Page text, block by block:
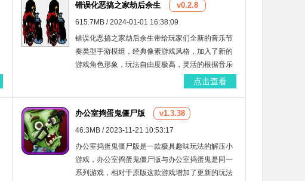
错误化恶搞之家劫后余生 v0.2.8
615.7MB / 2024-01-01 16:38:09
错误化恶搞之家劫后余生带给玩家们全新的音乐节
奏类型手游模组，经典像素游戏风格，加入了新的
游戏角色形象，玩法自由度极高，灵活的根据音乐
进行点击操作，完成各种任务挑战，十分恶搞的人
物形象画面，快来手机上下载体验吧！
点击查看
办公室捣蛋鬼僵尸版 v1.3.38
46.3MB / 2023-11-21 10:53:17
办公室捣蛋鬼僵尸版是一款极具趣味玩法的解压小
游戏，办公室捣蛋鬼僵尸版与办公室捣蛋鬼是同一
系列游戏，相对于原版这款游戏增加了更新的玩法